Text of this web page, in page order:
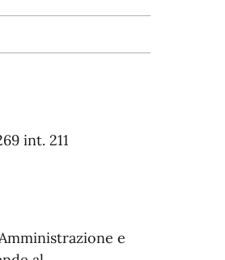
int. 211
e